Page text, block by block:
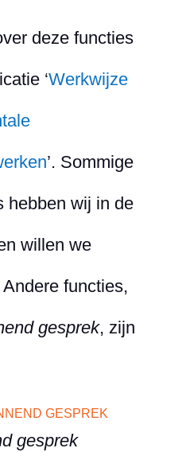
deze functies
‘Werkwijze
’. Sommige
hebben wij in de
willen we
functies,
gesprek, zijn
GESPREK
gesprek